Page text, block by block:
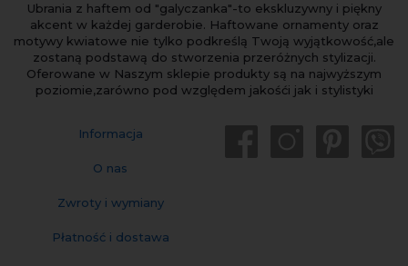
Ubrania z haftem od "galyczanka"-to ekskluzywny i piękny
akcent w każdej garderobie. Haftowane ornamenty oraz
motywy kwiatowe nie tylko podkreślą Twoją wyjątkowość,ale
zostaną podstawą do stworzenia przeróżnych stylizacji.
Oferowane w Naszym sklepie produkty są na najwyższym
poziomie,zarówno pod względem jakośći jak i stylistyki
Informacja
O nas
Zwroty i wymiany
Płatność i dostawa